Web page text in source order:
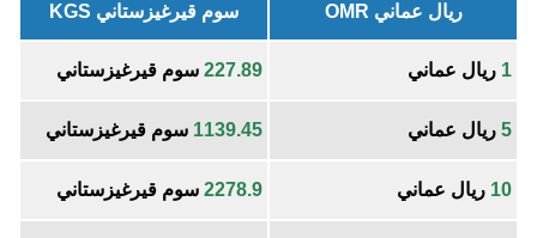
ريال عماني OMR سوم قيرغيزستاني KGS
1 ريال عماني 227.89 سوم قيرغيزستاني
5 ريال عماني 1139.45 سوم قيرغيزستاني
10 ريال عماني 2278.9 سوم قيرغيزستاني